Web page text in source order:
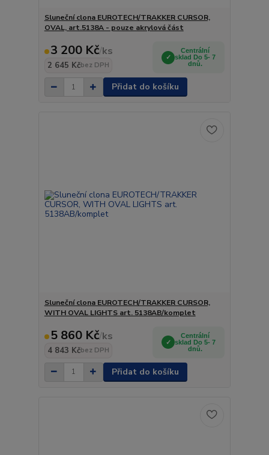
Sluneční clona EUROTECH/TRAKKER CURSOR,
OVAL, art.5138A - pouze akrylová část
3 200 Kč/ks
2 645 Kčbez DPH
Centrální
sklad Do 5- 7
dnů.
Přidat do košíku
Sluneční clona EUROTECH/TRAKKER CURSOR,
WITH OVAL LIGHTS art. 5138AB/komplet
5 860 Kč/ks
4 843 Kčbez DPH
Centrální
sklad Do 5- 7
dnů.
Přidat do košíku